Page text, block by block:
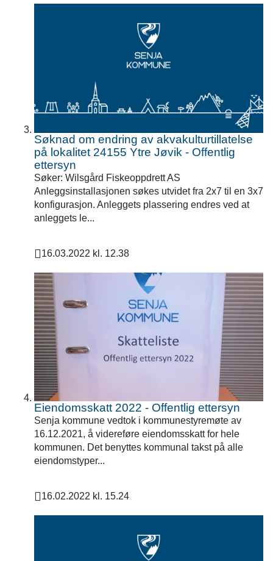
Søknad om endring av akvakulturtillatelse
på lokalitet 24155 Ytre Jøvik - Offentlig
ettersyn
Søker: Wilsgård Fiskeoppdrett AS
Anleggsinstallasjonen søkes utvidet fra 2x7 til en 3x7
konfigurasjon. Anleggets plassering endres ved at
anleggets le...
Publisert
16.03.2022 kl. 12.38
Eiendomsskatt 2022 - Offentlig ettersyn
Senja kommune vedtok i kommunestyremøte av
16.12.2021, å videreføre eiendomsskatt for hele
kommunen. Det benyttes kommunal takst på alle
eiendomstyper...
Publisert
16.02.2022 kl. 15.24